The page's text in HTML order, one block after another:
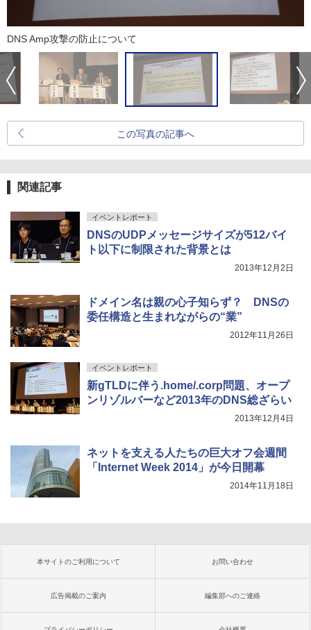
DNS Amp攻撃の防止について
この写真の記事へ
関連記事
イベントレポート
DNSのUDPメッセージサイズが512バイ
ト以下に制限された背景とは
2013年12月2日
ドメイン名は親の心子知らず？ DNSの
委任構造と生まれながらの“業”
2012年11月26日
イベントレポート
新gTLDに伴う.home/.corp問題、オープ
ンリゾルバーなど2013年のDNS総ざらい
2013年12月4日
ネットを支える人たちの巨大オフ会週間
「Internet Week 2014」が今日開幕
2014年11月18日
本サイトのご利用について お問い合わせ
広告掲載のご案内 編集部へのご連絡